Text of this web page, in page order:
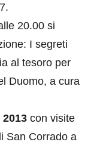
20.00 si
I segreti
al tesoro per
Duomo, a cura
con visite
San Corrado a